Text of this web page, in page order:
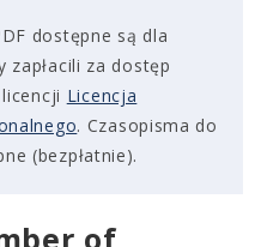
dostępne są dla
zapłacili za dostęp
Licencja
. Czasopisma do
(bezpłatnie).
of